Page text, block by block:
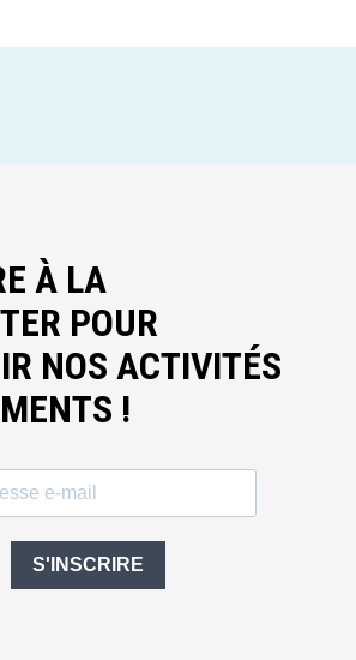
À LA
POUR
NOS ACTIVITÉS
!
S'INSCRIRE